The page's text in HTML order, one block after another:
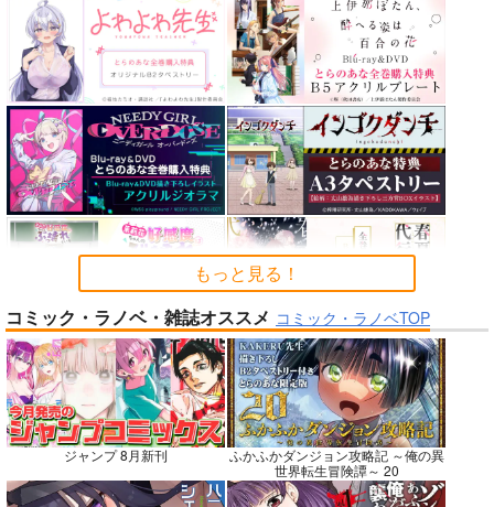
カルデアエミッション
チョコレート・ショッ
プ
2,530円（税込）
Fate/Grand Order
メリュジーヌ
サンプル
カート
FGO OEKAKI Rando
m5
たけさと
1,320 円（税込）
Fate/Grand Order
鈴鹿御前
サンプル
カート
蒐集
羊小屋
専売 787円（税込）
Fate/Grand Order
曲亭馬琴
サンプル
カート
No.7 No.7 No.9
もっと見る！
コミック・ラノベ・雑誌オススメ コミック・ラノベTOP
ジャンプ 8月新刊
ふかふかダンジョン攻略記 ～俺の異
世界転生冒険譚～ 20